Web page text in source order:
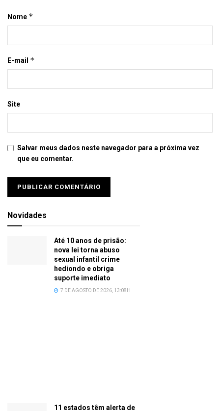
Nome *
E-mail *
Site
Salvar meus dados neste navegador para a próxima vez
que eu comentar.
Novidades
Até 10 anos de prisão:
nova lei torna abuso
sexual infantil crime
hediondo e obriga
suporte imediato
7 DE AGOSTO DE 2026, 13:08H
11 estados têm alerta de